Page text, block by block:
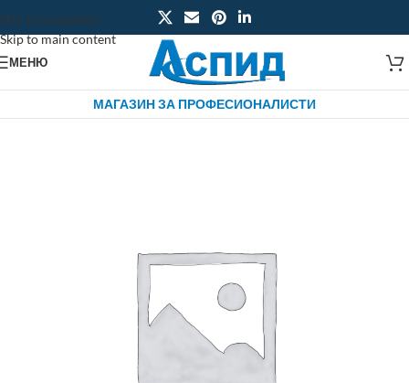
Skip to navigation
Skip to main content
МЕНЮ
МАГАЗИН ЗА ПРОФЕСИОНАЛИСТИ